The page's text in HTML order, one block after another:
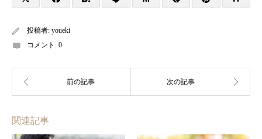
投稿者: youeki
コメント: 0
関連記事